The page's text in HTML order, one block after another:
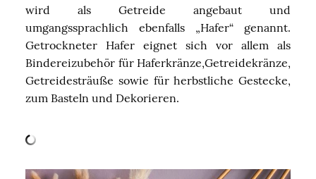
wird als Getreide angebaut und
umgangssprachlich ebenfalls „Hafer“ genannt.
Getrockneter Hafer eignet sich vor allem als
Bindereizubehör für Haferkränze,Getreidekränze,
Getreidesträuße sowie für herbstliche Gestecke,
zum Basteln und Dekorieren.